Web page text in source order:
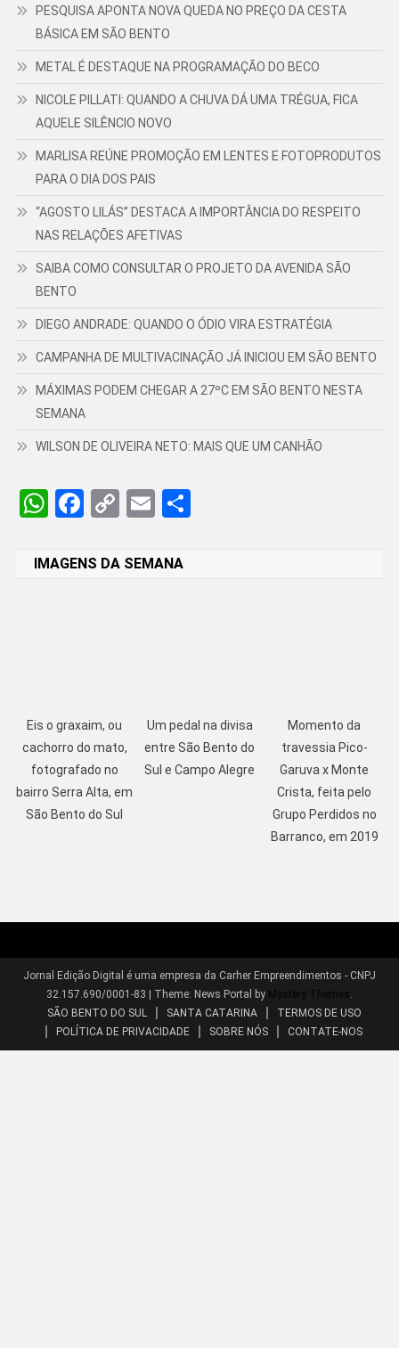
PESQUISA APONTA NOVA QUEDA NO PREÇO DA CESTA
BÁSICA EM SÃO BENTO
METAL É DESTAQUE NA PROGRAMAÇÃO DO BECO
NICOLE PILLATI: QUANDO A CHUVA DÁ UMA TRÉGUA, FICA
AQUELE SILÊNCIO NOVO
MARLISA REÚNE PROMOÇÃO EM LENTES E FOTOPRODUTOS
PARA O DIA DOS PAIS
“AGOSTO LILÁS” DESTACA A IMPORTÂNCIA DO RESPEITO
NAS RELAÇÕES AFETIVAS
SAIBA COMO CONSULTAR O PROJETO DA AVENIDA SÃO
BENTO
DIEGO ANDRADE: QUANDO O ÓDIO VIRA ESTRATÉGIA
CAMPANHA DE MULTIVACINAÇÃO JÁ INICIOU EM SÃO BENTO
MÁXIMAS PODEM CHEGAR A 27ºC EM SÃO BENTO NESTA
SEMANA
WILSON DE OLIVEIRA NETO: MAIS QUE UM CANHÃO
WhatsApp
Facebook
CopyEmail
IMAGENS DA SEMANA
Eis o graxaim, ou
cachorro do mato,
fotografado no
bairro Serra Alta, em
São Bento do Sul
Um pedal na divisa
entre São Bento do
Sul e Campo Alegre
Momento da
travessia Pico-
Garuva x Monte
Crista, feita pelo
Grupo Perdidos no
Barranco, em 2019
Jornal Edição Digital é uma empresa da Carher Empreendimentos - CNPJ
32.157.690/0001-83 | Theme: News Portal by Mystery Themes
SÃO BENTO DO SUL
SANTA CATARINA
TERMOS DE USO
POLÍTICA DE PRIVACIDADE
SOBRE NÓS CONTATE-NOS